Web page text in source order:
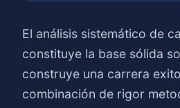
El análisis sistemático de
constituye la base sólida
construye una carrera
combinación de rigor